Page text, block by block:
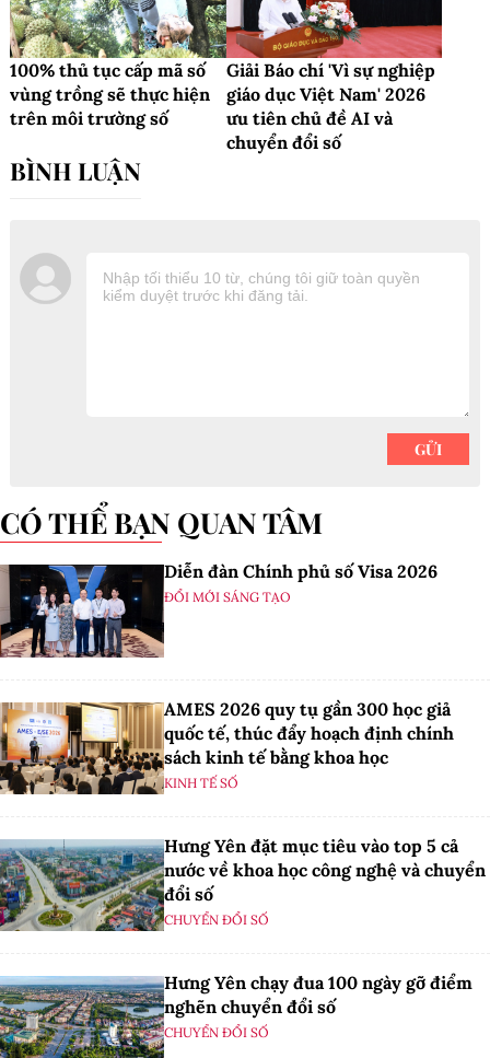
100% thủ tục cấp mã số
vùng trồng sẽ thực hiện
trên môi trường số
Giải Báo chí 'Vì sự nghiệp
giáo dục Việt Nam' 2026
ưu tiên chủ đề AI và
chuyển đổi số
CÓ THỂ BẠN QUAN TÂM
Diễn đàn Chính phủ số Visa 2026
ĐỔI MỚI SÁNG TẠO
AMES 2026 quy tụ gần 300 học giả
quốc tế, thúc đẩy hoạch định chính
sách kinh tế bằng khoa học
KINH TẾ SỐ
Hưng Yên đặt mục tiêu vào top 5 cả
nước về khoa học công nghệ và chuyển
đổi số
CHUYỂN ĐỔI SỐ
Hưng Yên chạy đua 100 ngày gỡ điểm
nghẽn chuyển đổi số
CHUYỂN ĐỔI SỐ